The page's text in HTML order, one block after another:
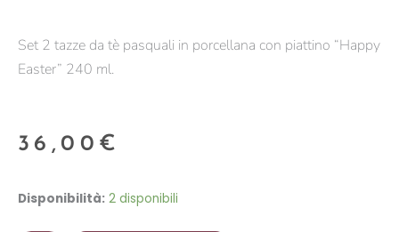
Set 2 tazze da tè pasquali in porcellana con piattino “Happy
Easter” 240 ml.
36,00 €
Disponibilità: 2 disponibili
Set